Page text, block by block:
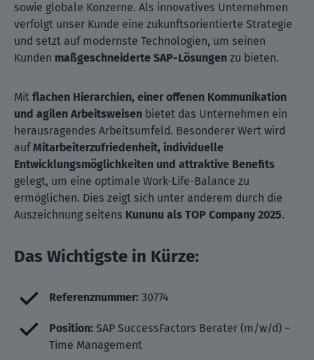
sowie globale Konzerne. Als innovatives Unternehmen
verfolgt unser Kunde eine zukunftsorientierte Strategie
und setzt auf modernste Technologien, um seinen
Kunden maßgeschneiderte SAP-Lösungen zu bieten.
Mit flachen Hierarchien, einer offenen Kommunikation
und agilen Arbeitsweisen bietet das Unternehmen ein
herausragendes Arbeitsumfeld. Besonderer Wert wird
aufMitarbeiterzufriedenheit, individuelle
Entwicklungsmöglichkeiten und attraktive Benefits
gelegt, um eine optimale Work-Life-Balance zu
ermöglichen. Dies zeigt sich unter anderem durch die
Auszeichnung seitens Kununu als TOP Company 2025.
Das Wichtigste in Kürze:
Referenznummer: 30774
Position: SAP SuccessFactors Berater (m/w/d) –
Time Management